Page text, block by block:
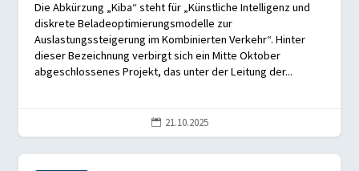
Die Abkürzung „Kiba“ steht für „Künstliche Intelligenz und
diskrete Beladeoptimierungsmodelle zur
Auslastungssteigerung im Kombinierten Verkehr“. Hinter
dieser Bezeichnung verbirgt sich ein Mitte Oktober
abgeschlossenes Projekt, das unter der Leitung der...
 21.10.2025